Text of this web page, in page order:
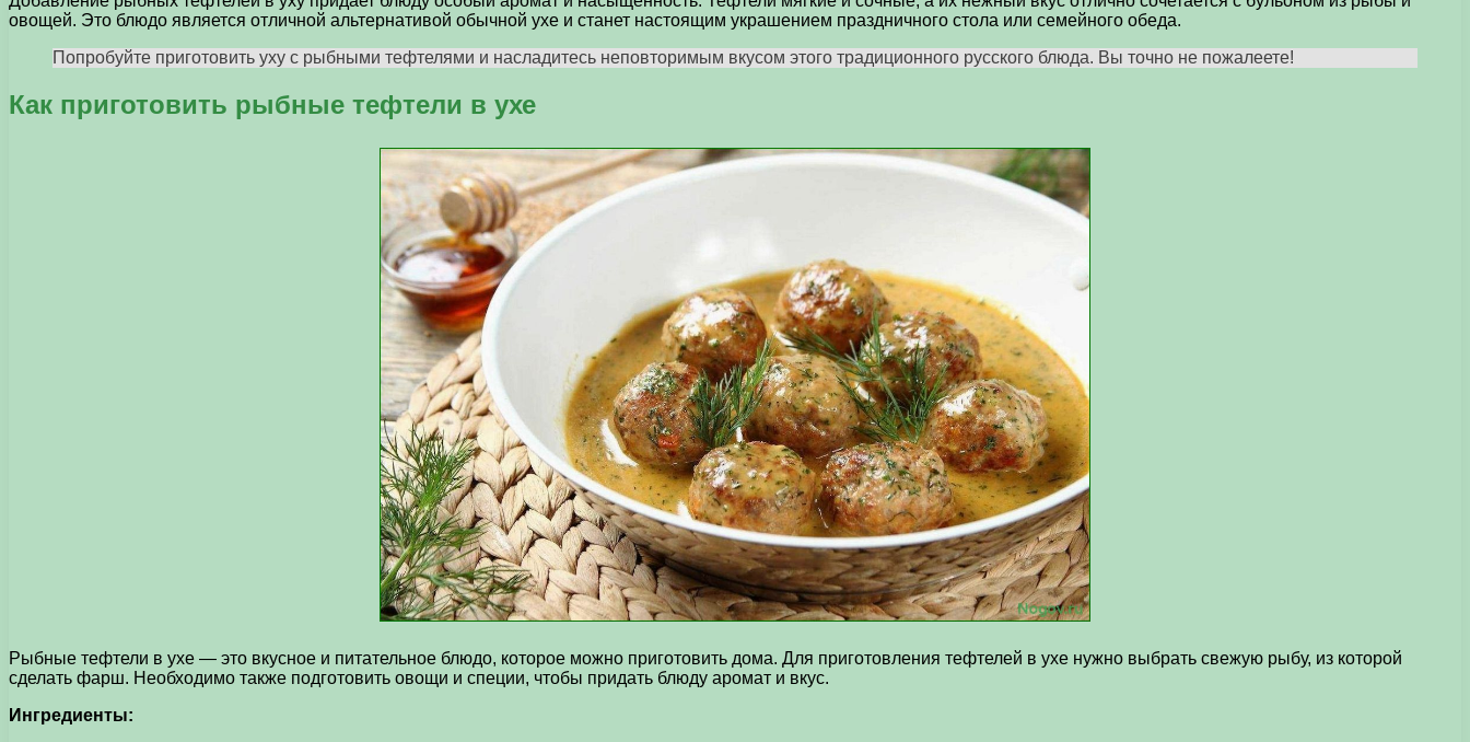
овощей. Это блюдо является отличной альтернативой обычной ухе и станет настоящим украшением праздничного стола или семейного обеда.
Попробуйте приготовить уху с рыбными тефтелями и насладитесь неповторимым вкусом этого традиционного русского блюда. Вы точно не пожалеете!
Как приготовить рыбные тефтели в ухе
Рыбные тефтели в ухе — это вкусное и питательное блюдо, которое можно приготовить дома. Для приготовления тефтелей в ухе нужно выбрать свежую рыбу, из которой
сделать фарш. Необходимо также подготовить овощи и специи, чтобы придать блюду аромат и вкус.
Ингредиенты: